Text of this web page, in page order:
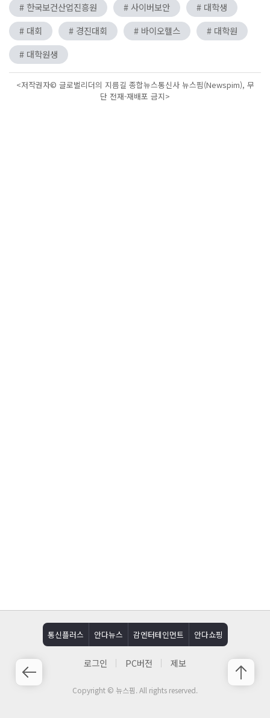
# 한국보건산업진흥원 # 사이버보안
# 대학생
# 대회
# 경진대회 # 바이오헬스
# 대학원
# 대학원생
<저작권자© 글로벌리더의 지름길 종합뉴스통신사 뉴스핌(Newspim), 무
단 전재-재배포 금지>
통신플러스 안다뉴스 감엔터테인먼트 안다쇼핑
로그인 PC버전 제보
Copyright © 뉴스핌. All rights reserved.